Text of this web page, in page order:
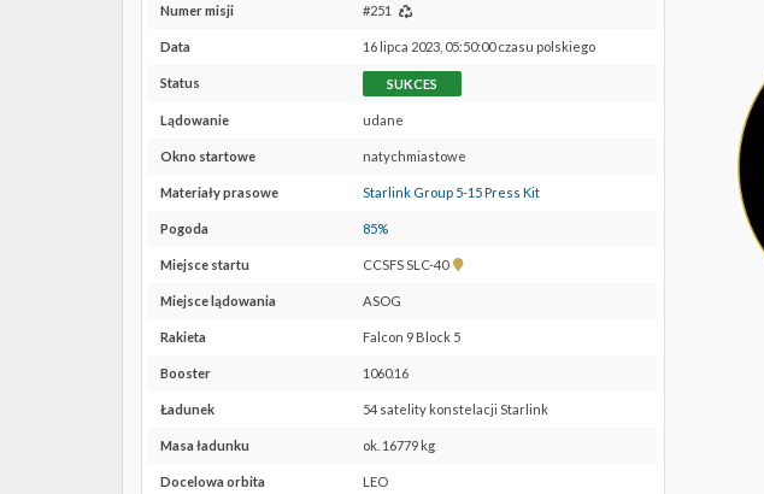
Numer misji #251
Data 16 lipca 2023, 05:50:00 czasu polskiego
Status SUKCES
Lądowanie udane
Okno startowe natychmiastowe
Materiały prasowe Starlink Group 5-15 Press Kit
Pogoda 85%
Miejsce startu CCSFS SLC-40
Pokaż
Maps
Miejsce lądowania ASOG
Rakieta Falcon 9 Block 5
Booster 1060.16
Ładunek 54 satelity konstelacji Starlink
Masa ładunku ok. 16779 kg
Docelowa orbita LEO